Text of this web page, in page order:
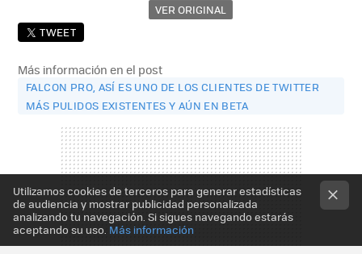
VER ORIGINAL
TWEET
Más información en el post
FALCON PRO, ASÍ ES UNO DE LOS CLIENTES DE TWITTER
MÁS PULIDOS EXISTENTES Y AÚN EN BETA
Utilizamos cookies de terceros para generar estadísticas
de audiencia y mostrar publicidad personalizada
analizando tu navegación. Si sigues navegando estarás
aceptando su uso. Más información